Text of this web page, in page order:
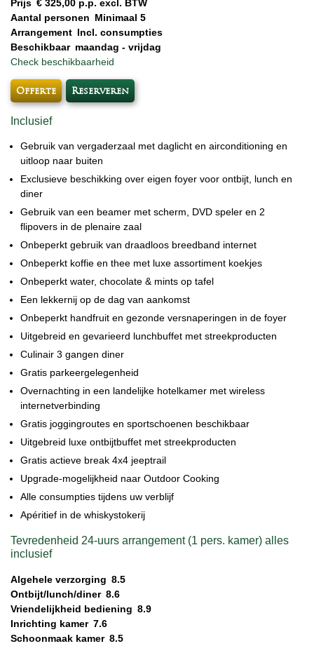
Prijs € 325,00 p.p. excl. BTW
Aantal personen Minimaal 5
Arrangement Incl. consumpties
Beschikbaar maandag - vrijdag
Check beschikbaarheid
Offerte Reserveren
Inclusief
Gebruik van vergaderzaal met daglicht en airconditioning en
uitloop naar buiten
Exclusieve beschikking over eigen foyer voor ontbijt, lunch en
diner
Gebruik van een beamer met scherm, DVD speler en 2
flipovers in de plenaire zaal
Onbeperkt gebruik van draadloos breedband internet
Onbeperkt koffie en thee met luxe assortiment koekjes
Onbeperkt water, chocolate & mints op tafel
Een lekkernij op de dag van aankomst
Onbeperkt handfruit en gezonde versnaperingen in de foyer
Uitgebreid en gevarieerd lunchbuffet met streekproducten
Culinair 3 gangen diner
Gratis parkeergelegenheid
Overnachting in een landelijke hotelkamer met wireless
internetverbinding
Gratis joggingroutes en sportschoenen beschikbaar
Uitgebreid luxe ontbijtbuffet met streekproducten
Gratis actieve break 4x4 jeeptrail
Upgrade-mogelijkheid naar Outdoor Cooking
Alle consumpties tijdens uw verblijf
Apéritief in de whiskystokerij
Tevredenheid 24-uurs arrangement (1 pers. kamer) alles
inclusief
Algehele verzorging 8.5
Ontbijt/lunch/diner 8.6
Vriendelijkheid bediening 8.9
Inrichting kamer 7.6
Schoonmaak kamer 8.5